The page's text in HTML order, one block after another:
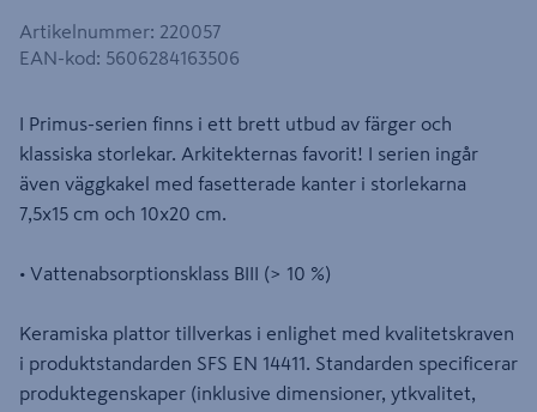
Artikelnummer: 220057
EAN-kod: 5606284163506
I Primus-serien finns i ett brett utbud av färger och
klassiska storlekar. Arkitekternas favorit! I serien ingår
även väggkakel med fasetterade kanter i storlekarna
7,5x15 cm och 10x20 cm.
• Vattenabsorptionsklass BIII (> 10 %)
Keramiska plattor tillverkas i enlighet med kvalitetskraven
i produktstandarden SFS EN 14411. Standarden specificerar
produktegenskaper (inklusive dimensioner, ytkvalitet,